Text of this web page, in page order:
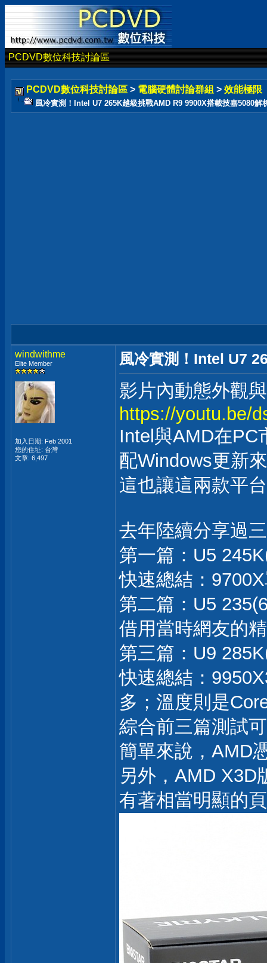
PCDVD數位科技討論區
PCDVD數位科技討論區 > 電腦硬體討論群組 > 效能極限
風冷實測！Intel U7 265K越級挑戰AMD R9 9900X搭載技嘉5080解
windwithme
Elite Member
加入日期: Feb 2001
您的住址: 台灣
文章: 6,497
風冷實測！Intel U7
影片內動態外觀
https://youtu.be/
Intel與AMD在PC
配Windows更新
這也讓這兩款平
去年陸續分享過
第一篇：U5
快速總結：
第二篇：U5
借用當時網友的
第三篇：U9
快速總結：
多；溫度則是
綜合前三篇測試
簡單來說，AMD
另外，AMD X3D
有著相當明顯的